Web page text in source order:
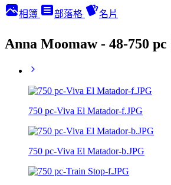
相簿 部落格 名片
Anna Moomaw - 48-750
750 pc-Viva El Matador-f.JPG
750 pc-Viva El Matador-b.JPG